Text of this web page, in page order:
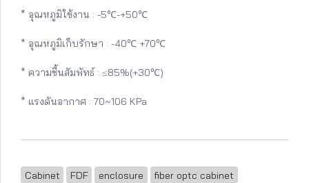
* อุณหภูมิใช้งาน : -5℃-+50℃
* อุณหภูมิเก็บรักษา : -40℃ +70℃
* ความชื้นสัมพัทธ์ : ≤85%(+30℃)
* แรงดันอากาศ : 70~106 KPa
Cabinet FDF enclosure
fiber optc cabinet